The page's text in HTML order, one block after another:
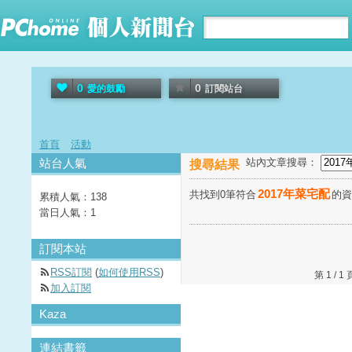
0 愛的鼓勵 0 訂閱站台
首頁 活動
搜尋結果 站內文章搜尋：
共找到0筆符合 2017年菜宅配 的
第 1 /
站台人氣
累積人氣： 138
當日人氣： 1
訂閱本站
RSS訂閱 (如何使用RSS)
加入訂閱
Kaza
連結書籤